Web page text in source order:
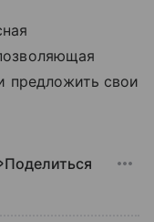
предложить свои
Поделиться